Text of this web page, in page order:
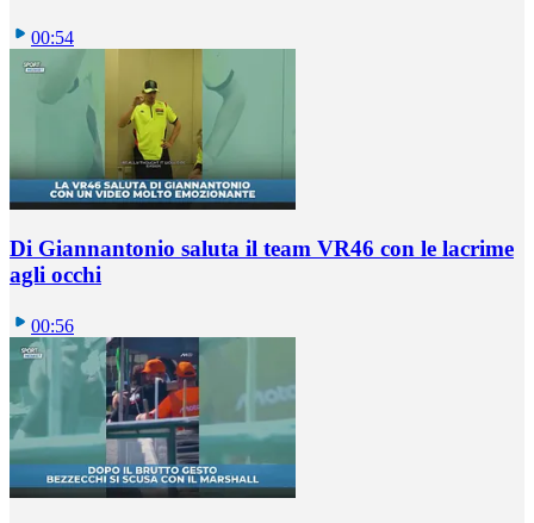
00:54
Di Giannantonio saluta il team VR46 con le lacrime
agli occhi
00:56